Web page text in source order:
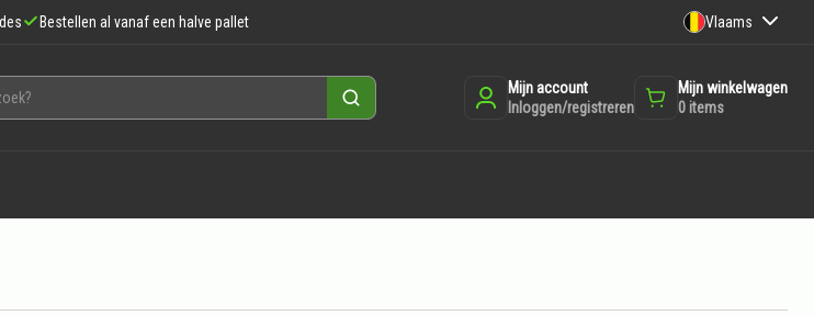
Bestellen al vanaf een halve pallet Vlaams
Zoeken
Mijn account
Inloggen/registreren
Mijn winkelwagen
0 items